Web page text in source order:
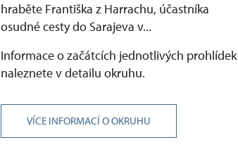
hraběte Františka z Harrachu, účastníka
osudné cesty do Sarajeva v...
Informace o začátcích jednotlivých prohlídek
naleznete v detailu okruhu.
VÍCE INFORMACÍ O OKRUHU